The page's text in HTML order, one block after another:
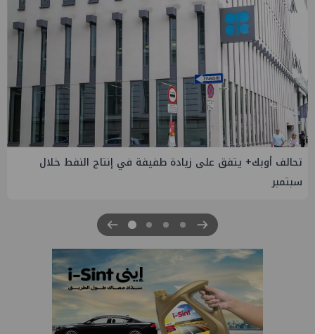
إسدال الستار على النسخة الثانية من "منتدى مصر للطاقة
والصناعة 2026" بنجاح